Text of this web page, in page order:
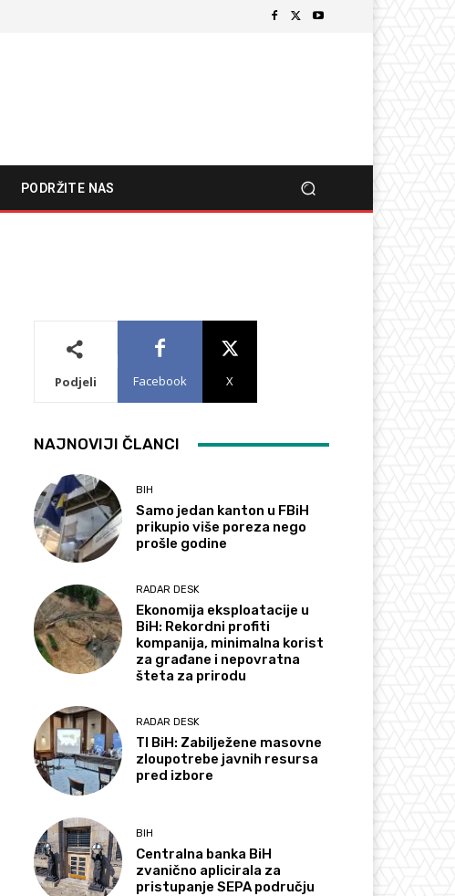
PODRŽITE NAS
Podjeli Facebook X
NAJNOVIJI ČLANCI
BIH
Samo jedan kanton u FBiH
prikupio više poreza nego
prošle godine
RADAR DESK
Ekonomija eksploatacije u
BiH: Rekordni profiti
kompanija, minimalna korist
za građane i nepovratna
šteta za prirodu
RADAR DESK
TI BiH: Zabilježene masovne
zloupotrebe javnih resursa
pred izbore
BIH
Centralna banka BiH
zvanično aplicirala za
pristupanje SEPA području